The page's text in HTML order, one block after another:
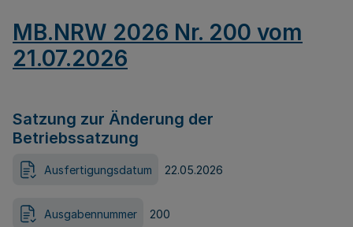
MB.NRW 2026 Nr. 200 vom
21.07.2026
Satzung zur Änderung der
Betriebssatzung
Ausfertigungsdatum 22.05.2026
Ausgabennummer 200